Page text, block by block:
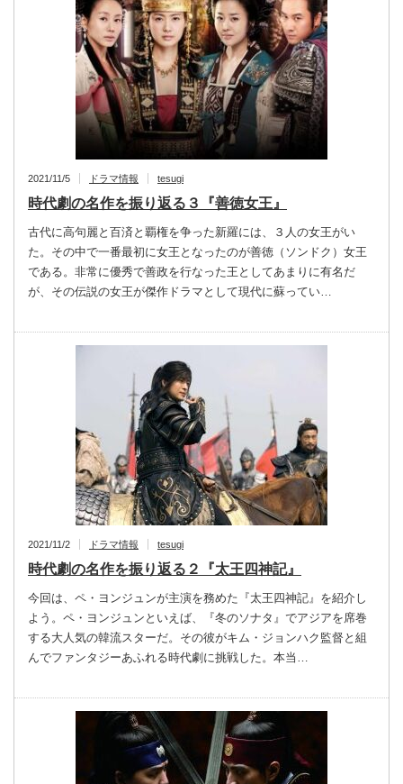
2021/11/5 ドラマ情報 tesugi
時代劇の名作を振り返る３『善徳女王』
古代に高句麗と百済と覇権を争った新羅には、３人の女王がい
た。その中で一番最初に女王となったのが善徳（ソンドク）女王
である。非常に優秀で善政を行なった王としてあまりに有名だ
が、その伝説の女王が傑作ドラマとして現代に蘇ってい…
2021/11/2 ドラマ情報 tesugi
時代劇の名作を振り返る２『太王四神記』
今回は、ペ・ヨンジュンが主演を務めた『太王四神記』を紹介し
よう。ペ・ヨンジュンといえば、『冬のソナタ』でアジアを席巻
する大人気の韓流スターだ。その彼がキム・ジョンハク監督と組
んでファンタジーあふれる時代劇に挑戦した。本当…